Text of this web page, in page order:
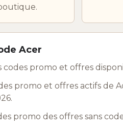
Acer
promo et offres
promo et offres actifs de
promo des offres sans